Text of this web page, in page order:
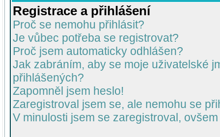
Registrace a přihlášení
Proč se nemohu přihlásit?
Je vůbec potřeba se registrovat?
Proč jsem automaticky odhlášen?
Jak zabráním, aby se moje uživatelské
přihlášených?
Zapomněl jsem heslo!
Zaregistroval jsem se, ale nemohu se
V minulosti jsem se zaregistroval,